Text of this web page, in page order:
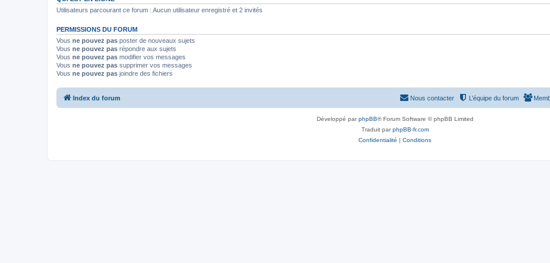
Utilisateurs parcourant ce forum : Aucun utilisateur enregistré et 2 invités
PERMISSIONS DU FORUM
Vous ne pouvez pas poster de nouveaux sujets
Vous ne pouvez pas répondre aux sujets
Vous ne pouvez pas modifier vos messages
Vous ne pouvez pas supprimer vos messages
Vous ne pouvez pas joindre des fichiers
Index du forum L’équipe du forum
Nous contacter
Développé parphpBB® Forum Software © phpBB Limited
Traduit parphpBB-fr.com
Confidentialité | Conditions